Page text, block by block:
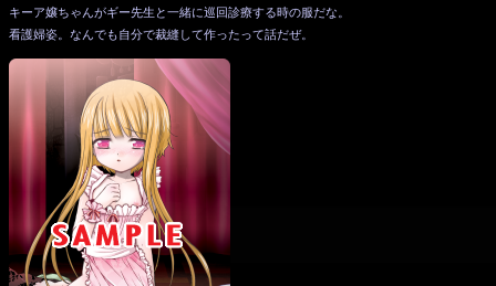
キーア嬢ちゃんがギー先生と一緒に巡回診療する時の服だな。
看護婦姿。なんでも自分で裁縫して作ったって話だぜ。